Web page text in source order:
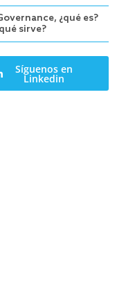
¿qué es?
sirve?
Síguenos en
Linkedin